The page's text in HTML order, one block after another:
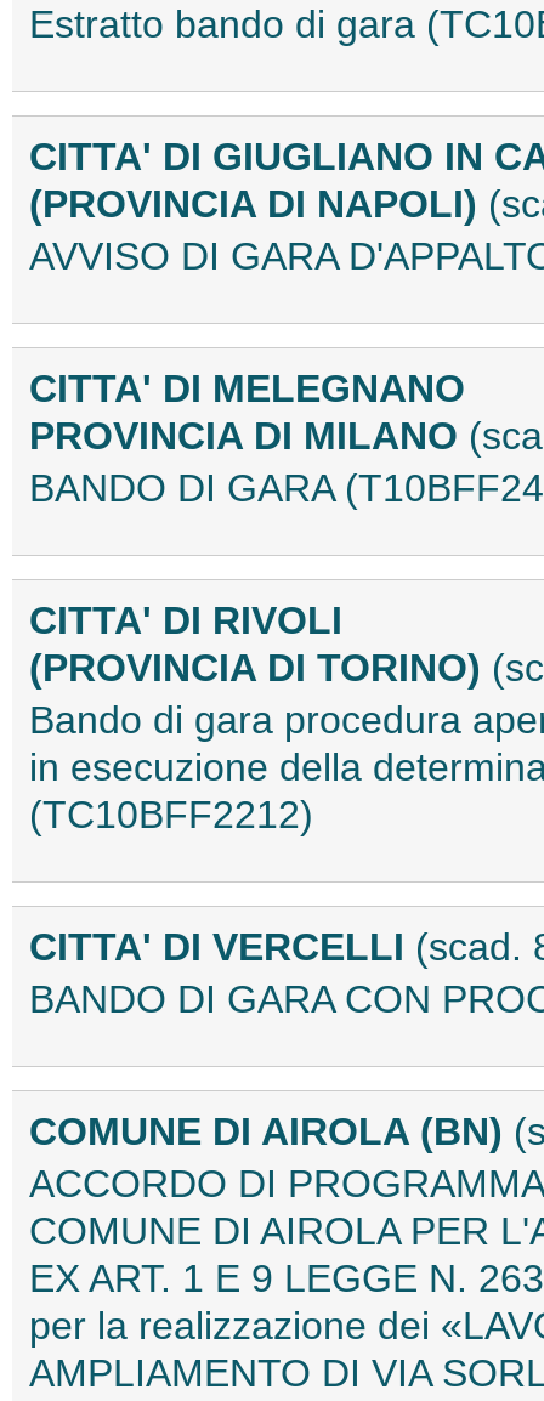
Estratto bando di gara
CITTA' DI GIUGLIANO IN
(PROVINCIA DI NAPOLI)
AVVISO DI GARA
CITTA' DI MELEGNANO
PROVINCIA DI MILANO
BANDO DI GARA
CITTA' DI RIVOLI
(PROVINCIA DI TORINO)
Bando di gara procedura
in esecuzione della
(TC10BFF2212)
CITTA' DI VERCELLI (scad.
BANDO DI GARA CON
COMUNE DI AIROLA (BN)
ACCORDO DI
COMUNE DI AIROLA PER
EX ART. 1 E 9 LEGGE N.
per la realizzazione dei
AMPLIAMENTO DI VIA